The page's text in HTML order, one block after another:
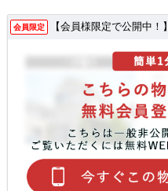
会員限定 【会員様限定で公開中！】